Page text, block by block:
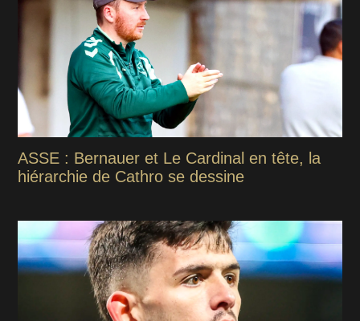
ASSE : Bernauer et Le Cardinal en tête, la
hiérarchie de Cathro se dessine